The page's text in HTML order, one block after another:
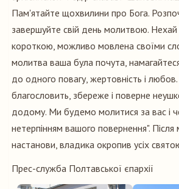
Пам'ятайте щохвилини про Бога.
завершуйте свій день молитвою.
короткою, можливо мовлена своїми
молитва ваша була почута,
до одного повагу, жертовність і
благословить, збереже і поверне
додому. Ми будемо молитися за вас і
нетерпінням вашого повернення".
настанови, владика окропив усіх
Прес-служба Полтавської єпархії